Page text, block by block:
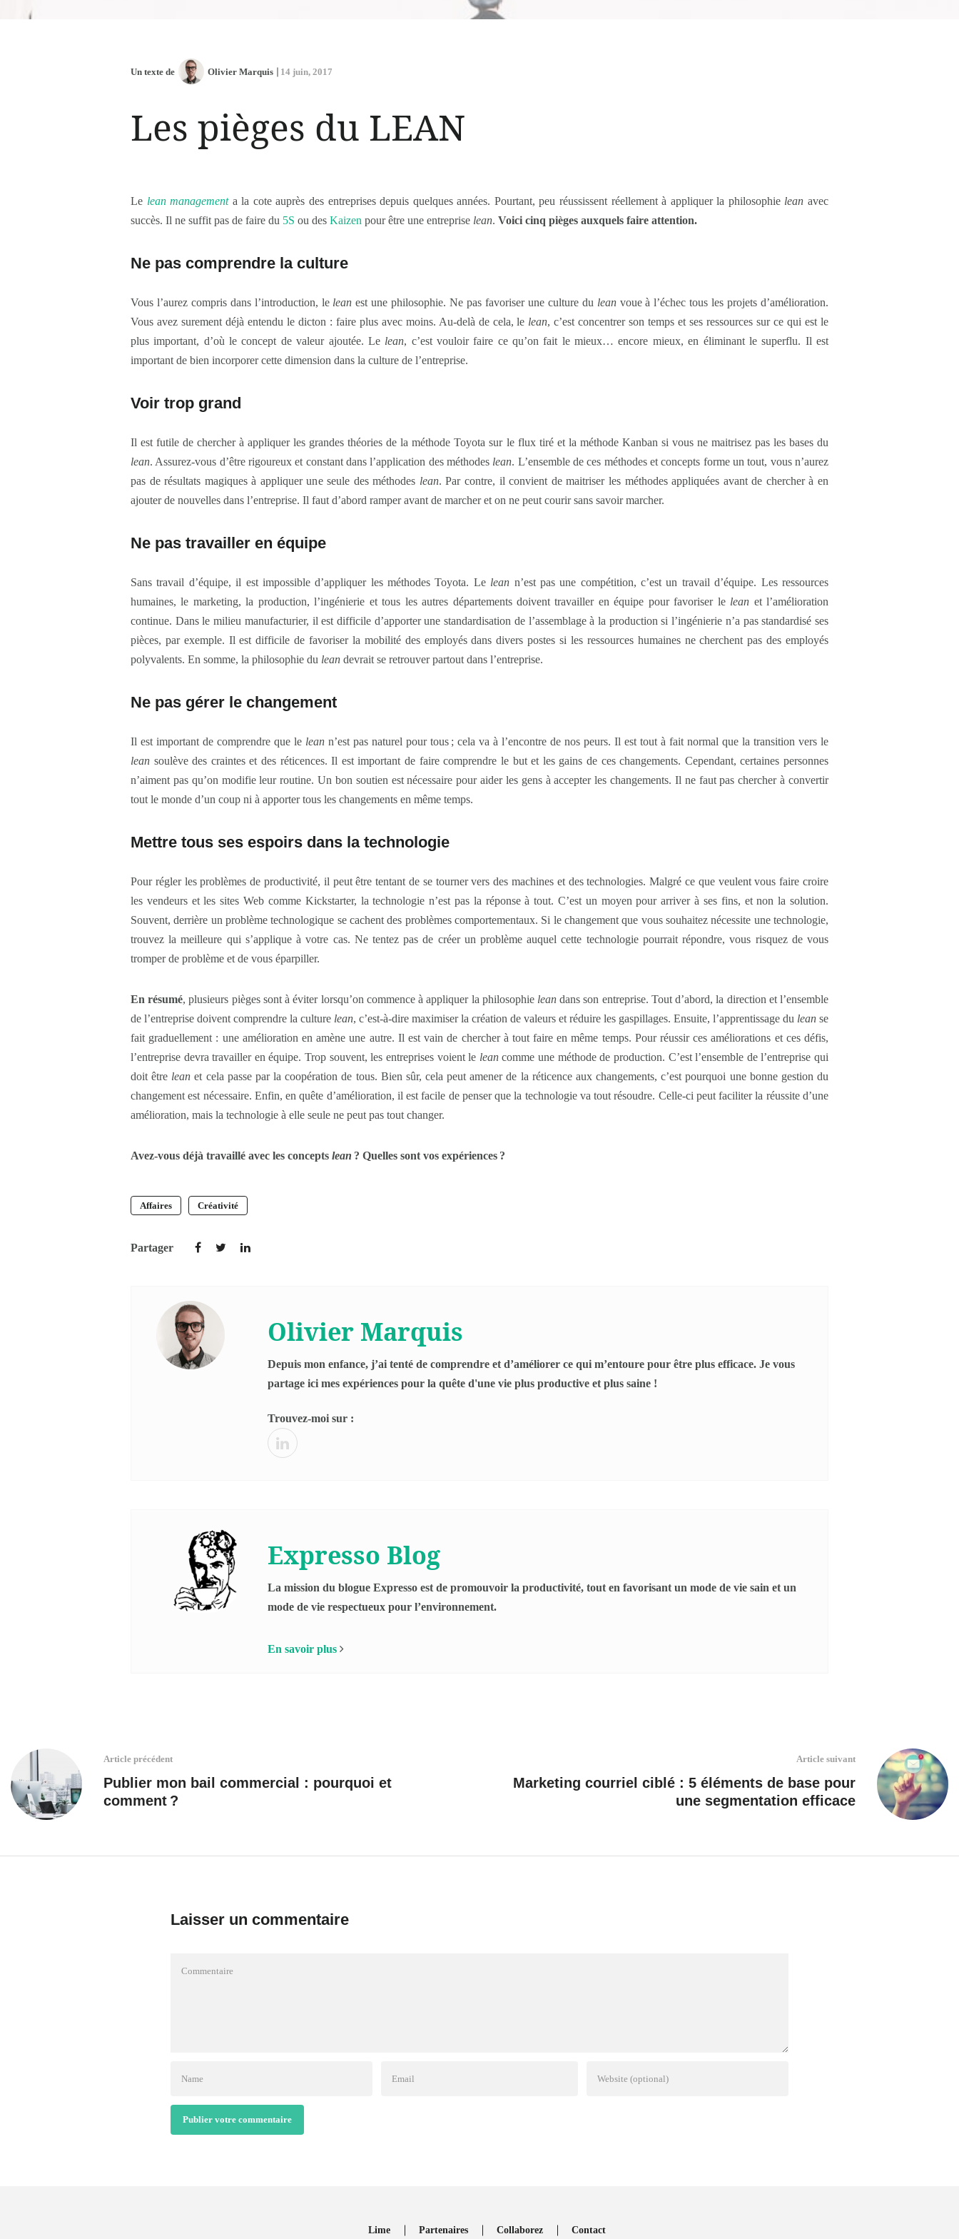
Un texte de Olivier Marquis 14 juin, 2017
Les pièges du LEAN
Le lean management a la cote auprès des entreprises depuis quelques années. Pourtant, peu réussissent réellement à appliquer la philosophie lean avec
succès. Il ne suffit pas de faire du 5S ou des Kaizen pour être une entreprise lean. Voici cinq pièges auxquels faire attention.
Ne pas comprendre la culture
Vous l’aurez compris dans l’introduction, le lean est une philosophie. Ne pas favoriser une culture du leanvoue à l’échec tous les projets d’amélioration.
Vous avez surement déjà entendu le dicton : faire plus avec moins. Au-delà de cela, le lean, c’est concentrer son temps et ses ressources sur ce qui est le
plus important, d’où le concept de valeur ajoutée. Le lean, c’est vouloir faire ce qu’on fait le mieux… encore mieux, en éliminant le superflu. Il est
important de bien incorporer cette dimension dans la culture de l’entreprise.
Voir trop grand
Il est futile de chercher à appliquer les grandes théories de la méthode Toyota sur le flux tiré et la méthode Kanban si vous ne maitrisez pas les bases du
lean. Assurez-vous d’être rigoureux et constant dans l’application des méthodes lean. L’ensemble de ces méthodes et concepts forme un tout, vous n’aurez
pas de résultats magiques à appliquer une seule des méthodes lean. Par contre, il convient de maitriser les méthodes appliquées avant de chercher à en
ajouter de nouvelles dans l’entreprise. Il faut d’abord ramper avant de marcher et on ne peut courir sans savoir marcher.
Ne pas travailler en équipe
Sans travail d’équipe, il est impossible d’appliquer les méthodes Toyota. Le lean n’est pas une compétition, c’est un travail d’équipe. Les ressources
humaines, le marketing, la production, l’ingénierie et tous les autres départements doivent travailler en équipe pour favoriser le lean et l’amélioration
continue. Dans le milieu manufacturier, il est difficile d’apporter une standardisation de l’assemblage à la production si l’ingénierie n’a pas standardisé ses
pièces, par exemple. Il est difficile de favoriser la mobilité des employés dans divers postes si les ressources humaines ne cherchent pas des employés
polyvalents. En somme, la philosophie du lean devrait se retrouver partout dans l’entreprise.
Ne pas gérer le changement
Il est important de comprendre que le lean n’est pas naturel pour tous ; cela va à l’encontre de nos peurs. Il est tout à fait normal que la transition vers le
lean soulève des craintes et des réticences. Il est important de faire comprendre le but et les gains de ces changements. Cependant, certaines personnes
n’aiment pas qu’on modifie leur routine. Un bon soutien est nécessaire pour aider les gens à accepter les changements. Il ne faut pas chercher à convertir
tout le monde d’un coup ni à apporter tous les changements en même temps.
Mettre tous ses espoirs dans la technologie
Pour régler les problèmes de productivité, il peut être tentant de se tourner vers des machines et des technologies. Malgré ce que veulent vous faire croire
les vendeurs et les sites Web comme Kickstarter, la technologie n’est pas la réponse à tout. C’est un moyen pour arriver à ses fins, et non la solution.
Souvent, derrière un problème technologique se cachent des problèmes comportementaux. Si le changement que vous souhaitez nécessite une technologie,
trouvez la meilleure qui s’applique à votre cas. Ne tentez pas de créer un problème auquel cette technologie pourrait répondre, vous risquez de vous
tromper de problème et de vous éparpiller.
En résumé, plusieurs pièges sont à éviter lorsqu’on commence à appliquer la philosophie leandans son entreprise. Tout d’abord, la direction et l’ensemble
de l’entreprise doivent comprendre la culture lean, c’est-à-dire maximiser la création de valeurs et réduire les gaspillages. Ensuite, l’apprentissage du lean se
fait graduellement : une amélioration en amène une autre. Il est vain de chercher à tout faire en même temps. Pour réussir ces améliorations et ces défis,
l’entreprise devra travailler en équipe. Trop souvent, les entreprises voient le leancomme une méthode de production. C’est l’ensemble de l’entreprise qui
doit être lean et cela passe par la coopération de tous. Bien sûr, cela peut amener de la réticence aux changements, c’est pourquoi une bonne gestion du
changement est nécessaire. Enfin, en quête d’amélioration, il est facile de penser que la technologie va tout résoudre. Celle-ci peut faciliter la réussite d’une
amélioration, mais la technologie à elle seule ne peut pas tout changer.
Avez-vous déjà travaillé avec les concepts lean ? Quelles sont vos expériences ?
Affaires Créativité
Partager
Olivier Marquis
Depuis mon enfance, j’ai tenté de comprendre et d’améliorer ce qui m’entoure pour être plus efficace. Je vous
partage ici mes expériences pour la quête d'une vie plus productive et plus saine !
Trouvez-moi sur :
Expresso Blog
La mission du blogue Expresso est de promouvoir la productivité, tout en favorisant un mode de vie sain et un
mode de vie respectueux pour l’environnement.
En savoir plus
Article précédent
Publier mon bail commercial : pourquoi et
comment ?
Article suivant
Marketing courriel ciblé : 5 éléments de base pour
une segmentation efficace
Laisser un commentaire
Publier votre commentaire
Lime Partenaires Collaborez Contact